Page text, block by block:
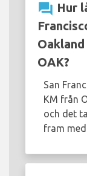
question_answer Hur
OAK?
San
KM från
och det
fram